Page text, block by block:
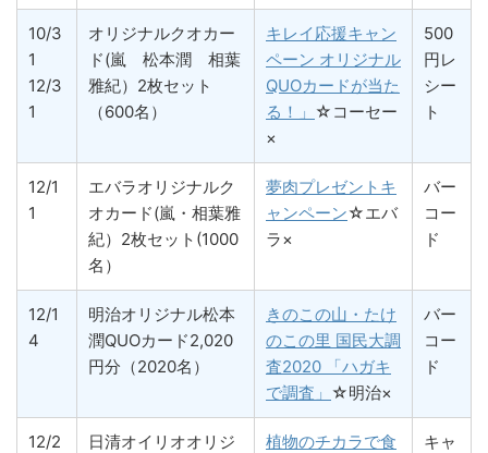
10/3
1
12/3
1
オリジナルクオカー
ド(嵐 松本潤 相葉
雅紀）2枚セット
（600名）
キレイ応援キャン
ペーン オリジナル
QUOカードが当た
る！」 ☆コーセー
×
500
円レ
シー
ト
12/1
1
エバラオリジナルク
オカード(嵐・相葉雅
紀）2枚セット(1000
名）
夢肉プレゼントキ
ャンペーン☆エバ
ラ×
バー
コー
ド
12/1
4
明治オリジナル松本
潤QUOカード2,020
円分（2020名）
きのこの山・たけ
のこの里 国民大調
査2020 「ハガキ
で調査」 ☆明治×
バー
コー
ド
12/2
日清オイリオオリジ
植物のチカラで食
キャ